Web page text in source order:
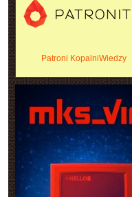
Patroni KopalniWiedzy